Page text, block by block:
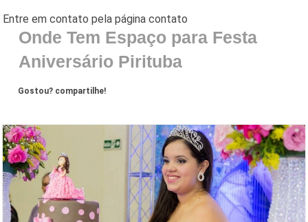
Onde Tem Espaço para Festa
Aniversário Pirituba
Gostou? compartilhe!